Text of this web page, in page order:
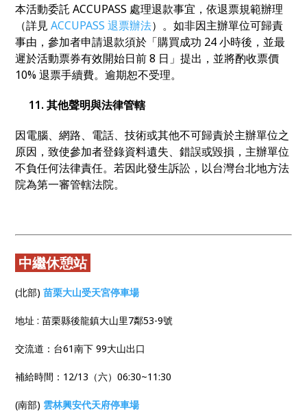
本活動委託 ACCUPASS 處理退款事宜，依退票規範辦理
（詳見ACCUPASS 退票辦法）。如非因主辦單位可歸責
事由，參加者申請退款須於「購買成功 24 小時後，並最
遲於活動票券有效開始日前 8 日」提出，並將酌收票價
10% 退票手續費。逾期恕不受理。
11. 其他聲明與法律管轄
因電腦、網路、電話、技術或其他不可歸責於主辦單位之
原因，致使參加者登錄資料遺失、錯誤或毀損，主辦單位
不負任何法律責任。若因此發生訴訟，以台灣台北地方法
院為第一審管轄法院。
中繼休憩站
(北部)苗栗大山受天宮停車場
地址 : 苗栗縣後龍鎮大山里7鄰53-9號
交流道：台61南下 99大山出口
補給時間：12/13（六）06:30~11:30
(南部) 雲林興安代天府停車場